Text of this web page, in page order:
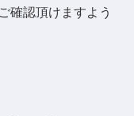
確認頂けますよう